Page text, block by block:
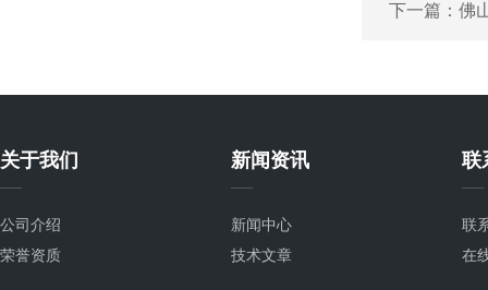
下一篇： 佛
关于我们
公司介绍
荣誉资质
新闻资讯
新闻中心
技术文章
联
联
在